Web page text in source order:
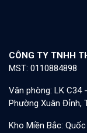
CÔNG TY TNHH
MST: 0110884898
Văn phòng: LK C34
Phường Xuân Đỉnh,
Kho Miền Bắc: